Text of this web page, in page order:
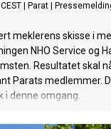
Parat
meklerens skisse i
NHO Service og
Resultatet skal
Parats medlemmer.
i denne omgang.